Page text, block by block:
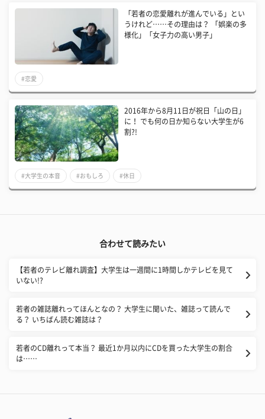
「若者の恋愛離れが進んでいる」とい
うけれど……その理由は？ 「娯楽の多
様化」「女子力の高い男子」
#恋愛
​2016年から8月11日が祝日「山の日」
に！ でも何の日か知らない大学生が6
割?!
#大学生の本音 #おもしろ #休日
合わせて読みたい
【若者のテレビ離れ調査】大学生は一週間に1時間しかテレビを見て
いない!?
若者の雑誌離れってほんとなの？ 大学生に聞いた、雑誌って読んで
る？ いちばん読む雑誌は？
若者のCD離れって本当？ 最近1か月以内にCDを買った大学生の割合
は……